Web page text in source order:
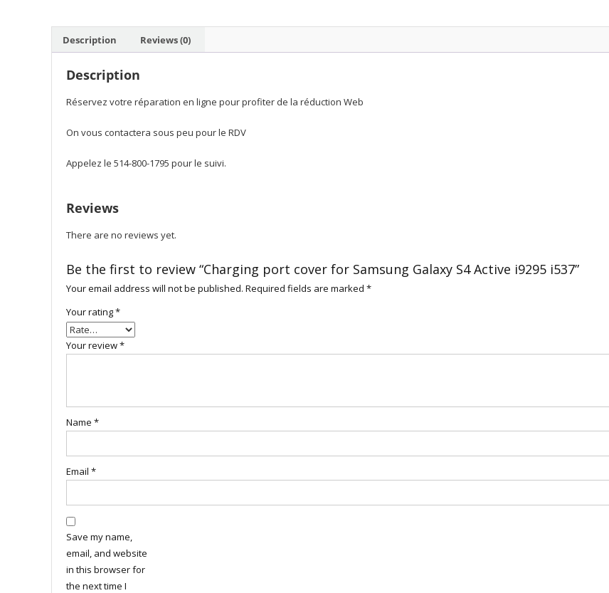
Galaxy
Description Reviews (0)
Description
Réservez votre réparation en ligne pour profiter de la réduction Web
On vous contactera sous peu pour le RDV
Appelez le 514-800-1795 pour le suivi.
Reviews
There are no reviews yet.
Be the first to review “Charging port cover for Samsung Galaxy S4 Active i9295 i537”
Your email address will not be published. Required fields are marked *
Your rating*
Your review*
Name *
Email *
Save my name,
email, and website
in this browser for
the next time I